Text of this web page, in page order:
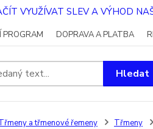
VYUŽÍVAT SLEV A VÝHOD
PROGRAM DOPRAVA A PLATBA
Hledat
a třmenové řemeny Třmeny